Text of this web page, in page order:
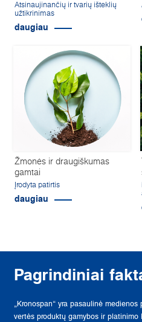
Atsinaujinančių ir tvarių išteklių
užtikrinimas
daugiau
Žmonės ir draugiškumas
gamtai
Įrodyta patirtis
daugiau
Pagrindiniai
„Kronospan“ yra pasaulinė
vertės produktų gamybos ir platinimo